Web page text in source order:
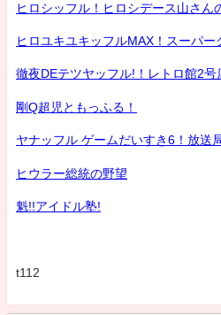
ヒロシッフル！ヒロシデース山さん
ヒロユキユキッフルMAX！スーパー
徹夜DEテツヤッフル!！レトロ館2号
剛Q超児ともっふる！
ヤナッフル ゲームだいすき6！放送
ヒウラー総統の野望
魁!!アイドル塾!
t112